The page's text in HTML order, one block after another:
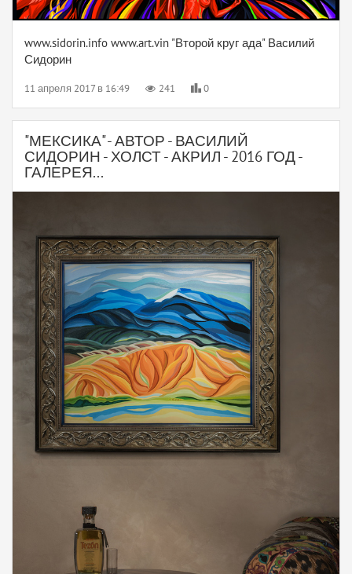
www.sidorin.info www.art.vin "Второй круг ада" Василий
Сидорин
11 апреля 2017 в 16:49 241 0
"МЕКСИКА" - АВТОР - ВАСИЛИЙ
СИДОРИН - ХОЛСТ - АКРИЛ - 2016 ГОД -
ГАЛЕРЕЯ...